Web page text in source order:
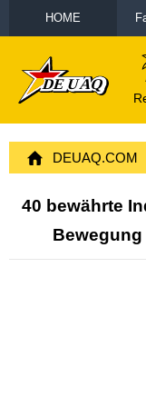
HOME
DEUAQ.COM
40 bewährte